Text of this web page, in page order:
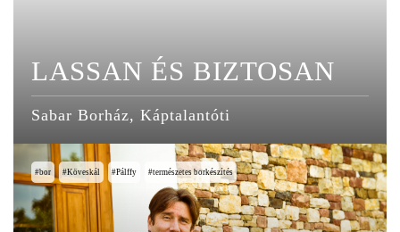
LASSAN ÉS BIZTOSAN
Sabar Borház, Káptalantóti
bor Köveskál Pálffy természetes borkészítés